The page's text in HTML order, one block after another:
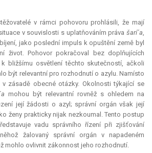
v rámci pohovoru prohlásili, že mají
v souvislosti s uplatňováním práva šarí´a,
jako poslední impuls k opuštění země byl
život. Pohovor pokračoval bez doplňujících
bližšímu osvětlení těchto skutečností, ačkoli
být relevantnípro rozhodnutí o azylu. Namísto
zásadě obecné otázky. Okolnosti týkající se
mohou být relevantní rovněž s ohledem na
její žádosti o azyl; správní orgán však její
ženy prakticky nijak nezkoumal. Tento postup
vadu správního řízení při zjišťování
žalovaný správní orgán v napadeném
mohlo ovlivnit zákonnost jeho rozhodnutí.